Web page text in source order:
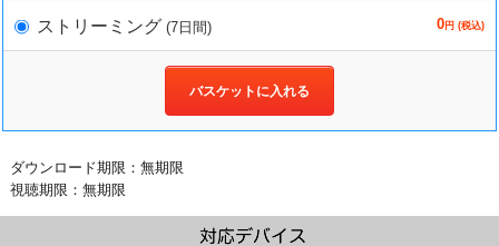
ストリーミング (7日間) 0円 (税込)
バスケットに入れる
ダウンロード期限：無期限
視聴期限：無期限